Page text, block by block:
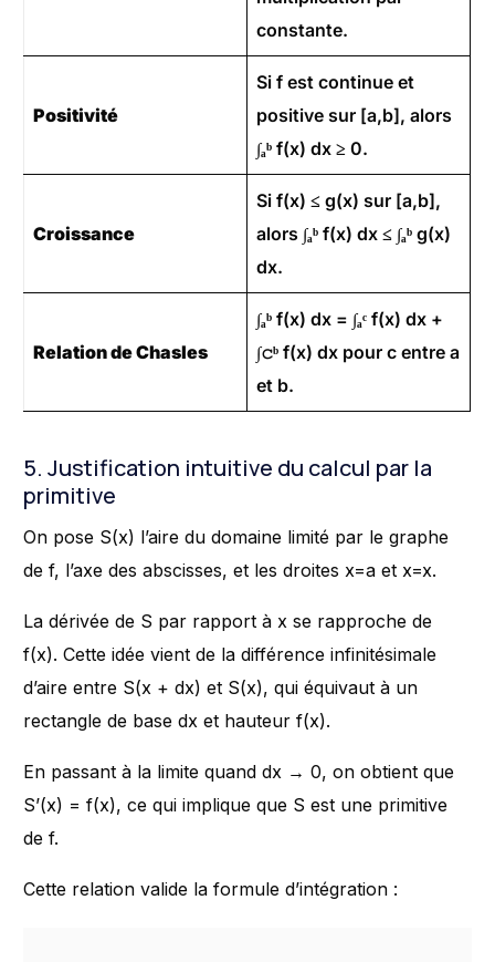
constante.
Positivité
Si f est continue et
positive sur [a,b], alors
∫ₐᵇ f(x) dx ≥ 0.
Croissance
Si f(x) ≤ g(x) sur [a,b],
alors ∫ₐᵇ f(x) dx ≤ ∫ₐᵇ g(x)
dx.
Relation de Chasles
∫ₐᵇ f(x) dx = ∫ₐᶜ f(x) dx +
∫𝚌ᵇ f(x) dx pour c entre a
et b.
5. Justification intuitive du calcul par la
primitive
On pose S(x) l’aire du domaine limité par le graphe
de f, l’axe des abscisses, et les droites x=a et x=x.
La dérivée de S par rapport à x se rapproche de
f(x). Cette idée vient de la différence infinitésimale
d’aire entre S(x + dx) et S(x), qui équivaut à un
rectangle de base dx et hauteur f(x).
En passant à la limite quand dx → 0, on obtient que
S’(x) = f(x), ce qui implique que S est une primitive
de f.
Cette relation valide la formule d’intégration :